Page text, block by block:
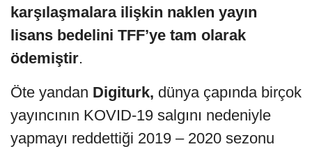
karşılaşmalara ilişkin naklen yayın
lisans bedelini TFF’ye tam olarak
ödemiştir.
Öte yandan Digiturk, dünya çapında birçok
yayıncının KOVID-19 salgını nedeniyle
yapmayı reddettiği 2019 – 2020 sezonu